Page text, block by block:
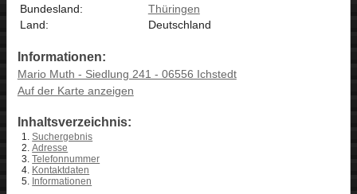
Bundesland:
Thüringen
Land:
Deutschland
Informationen:
Mario Muth - Siedlung 241 - 06556 Ichstedt
Auf der Karte anzeigen
Inhaltsverzeichnis:
Suchergebnis
Adresse
Telefonnummer
Kontaktdaten
Informationen